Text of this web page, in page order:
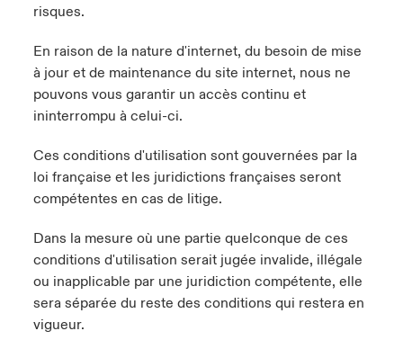
risques.
En raison de la nature d'internet, du besoin de mise
à jour et de maintenance du site internet, nous ne
pouvons vous garantir un accès continu et
ininterrompu à celui-ci.
Ces conditions d'utilisation sont gouvernées par la
loi française et les juridictions françaises seront
compétentes en cas de litige.
Dans la mesure où une partie quelconque de ces
conditions d'utilisation serait jugée invalide, illégale
ou inapplicable par une juridiction compétente, elle
sera séparée du reste des conditions qui restera en
vigueur.